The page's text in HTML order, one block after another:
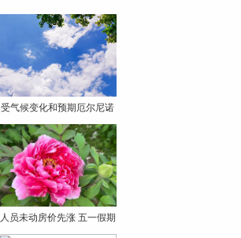
受气候变化和预期厄尔尼诺
回
人员未动房价先涨 五一假期